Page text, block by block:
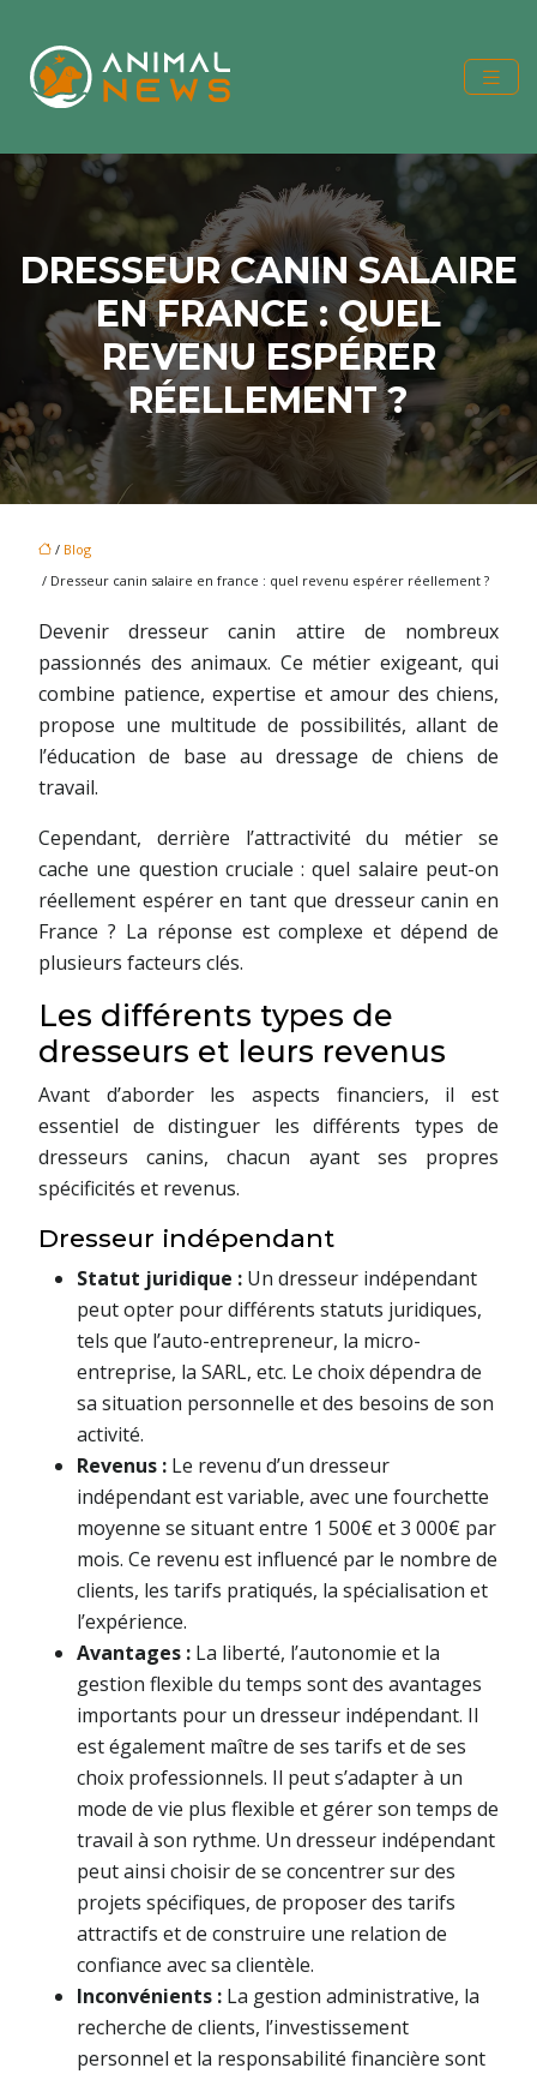
DRESSEUR CANIN SALAIRE
EN FRANCE : QUEL
REVENU ESPÉRER
RÉELLEMENT ?
/ Blog
/ Dresseur canin salaire en france : quel revenu espérer réellement ?
Devenir dresseur canin attire de nombreux
passionnés des animaux. Ce métier exigeant, qui
combine patience, expertise et amour des chiens,
propose une multitude de possibilités, allant de
l’éducation de base au dressage de chiens de
travail.
Cependant, derrière l’attractivité du métier se
cache une question cruciale : quel salaire peut-on
réellement espérer en tant que dresseur canin en
France ? La réponse est complexe et dépend de
plusieurs facteurs clés.
Les différents types de
dresseurs et leurs revenus
Avant d’aborder les aspects financiers, il est
essentiel de distinguer les différents types de
dresseurs canins, chacun ayant ses propres
spécificités et revenus.
Dresseur indépendant
Statut juridique : Un dresseur indépendant
peut opter pour différents statuts juridiques,
tels que l’auto-entrepreneur, la micro-
entreprise, la SARL, etc. Le choix dépendra de
sa situation personnelle et des besoins de son
activité.
Revenus : Le revenu d’un dresseur
indépendant est variable, avec une fourchette
moyenne se situant entre 1 500€ et 3 000€ par
mois. Ce revenu est influencé par le nombre de
clients, les tarifs pratiqués, la spécialisation et
l’expérience.
Avantages : La liberté, l’autonomie et la
gestion flexible du temps sont des avantages
importants pour un dresseur indépendant. Il
est également maître de ses tarifs et de ses
choix professionnels. Il peut s’adapter à un
mode de vie plus flexible et gérer son temps de
travail à son rythme. Un dresseur indépendant
peut ainsi choisir de se concentrer sur des
projets spécifiques, de proposer des tarifs
attractifs et de construire une relation de
confiance avec sa clientèle.
Inconvénients : La gestion administrative, la
recherche de clients, l’investissement
personnel et la responsabilité financière sont